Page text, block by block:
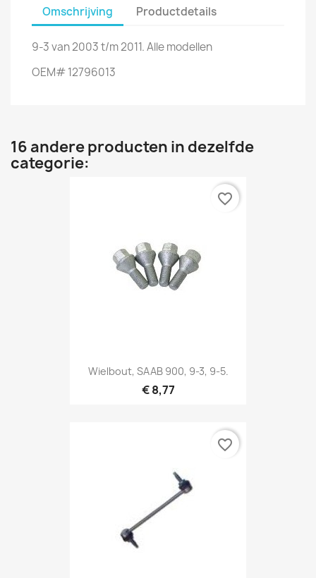
Omschrijving Productdetails
9-3 van 2003 t/m 2011. Alle modellen
OEM# 12796013
16 andere producten in dezelfde
categorie:
Wielbout, SAAB 900, 9-3, 9-5.
€ 8,77
favorite_border
favorite_border